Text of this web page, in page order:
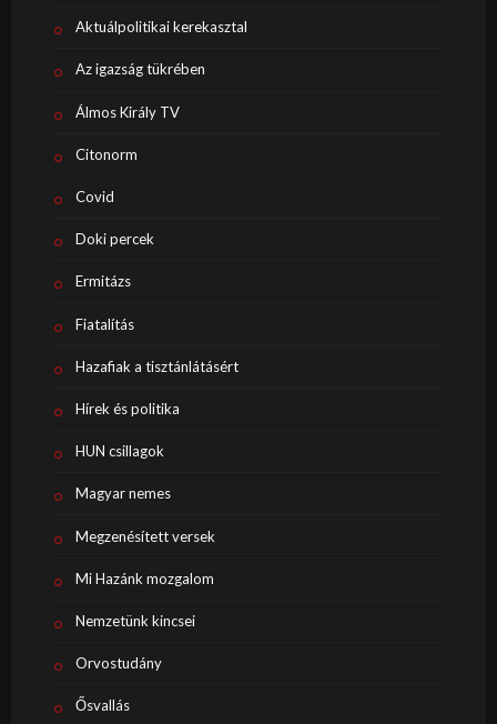
Aktuálpolitikai kerekasztal
Az igazság tükrében
Álmos Király TV
Citonorm
Covid
Doki percek
Ermitázs
Fiatalítás
Hazafiak a tisztánlátásért
Hírek és politika
HUN csillagok
Magyar nemes
Megzenésített versek
Mi Hazánk mozgalom
Nemzetünk kincsei
Orvostudány
Ősvallás